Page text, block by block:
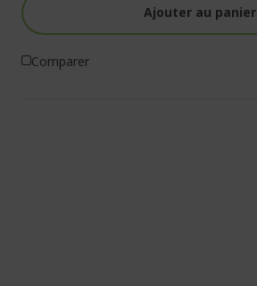
Ajouter au panier
Comparer